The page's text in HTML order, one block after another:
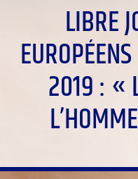
LIBRE
2019 : «